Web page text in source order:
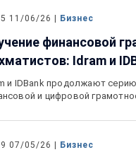
11/06/26 | Бизнес
финансовой
Idram и
и IDBank продолжают
и цифровой
07/05/26 | Бизнес